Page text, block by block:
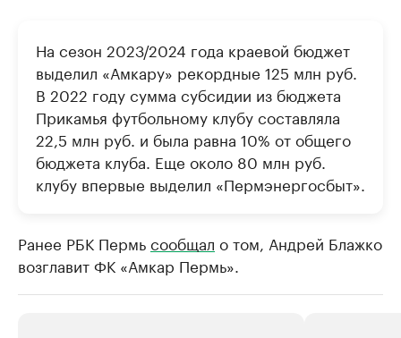
На сезон 2023/2024 года краевой бюджет
выделил «Амкару» рекордные 125 млн руб.
В 2022 году сумма субсидии из бюджета
Прикамья футбольному клубу составляла
22,5 млн руб. и была равна 10% от общего
бюджета клуба. Еще около 80 млн руб.
клубу впервые выделил «Пермэнергосбыт».
Ранее РБК Пермьсообщал о том, Андрей Блажко
возглавит ФК «Амкар Пермь».